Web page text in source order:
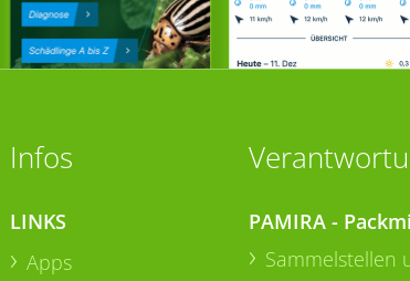
Infos
LINKS
Apps
PAMIRA -
Sammelstellen